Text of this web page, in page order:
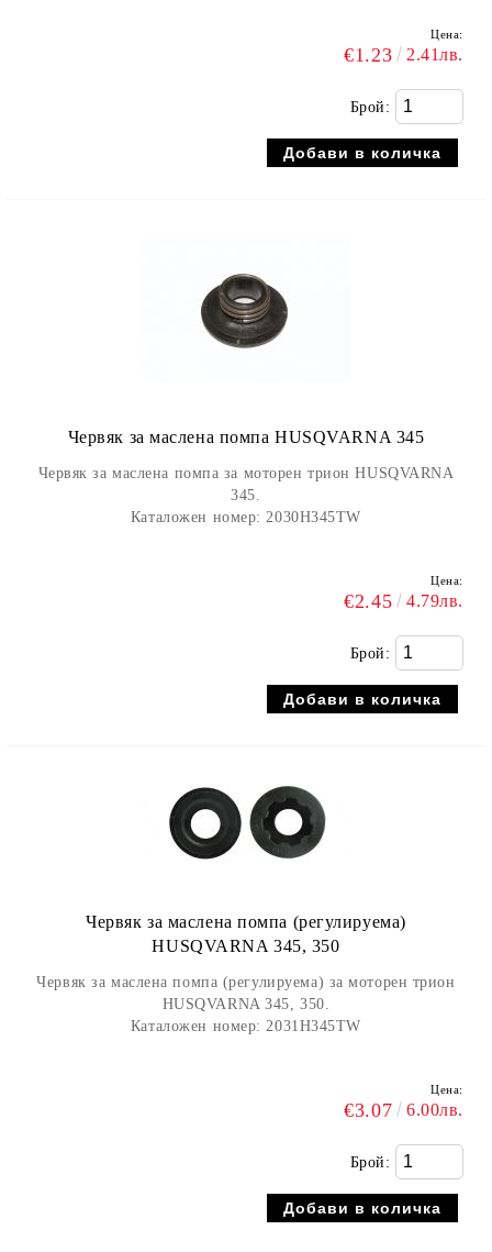
Цена:
€1.23 2.41лв.
Брой:
Червяк за маслена помпа HUSQVARNA 345
Червяк за маслена помпа за моторен трион HUSQVARNA
345.
Каталожен номер: 2030H345TW
Цена:
€2.45 4.79лв.
Брой:
Червяк за маслена помпа (регулируема)
HUSQVARNA 345, 350
Червяк за маслена помпа (регулируема) за моторен трион
HUSQVARNA 345, 350.
Каталожен номер: 2031H345TW
Цена:
€3.07 6.00лв.
Брой: